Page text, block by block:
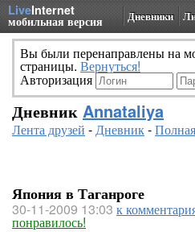
LiveInternet
мобильная версия Дневники
Вы были перенаправлены на
страницы. Вернуться!
Авторизация
Дневник Annataliya
Лента друзей -Дневник-
Япония в Таганроге
30-11-2009 13:03 к
понравилось!